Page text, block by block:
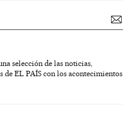
selección de las noticias,
de EL PAÍS con los acontecimientos